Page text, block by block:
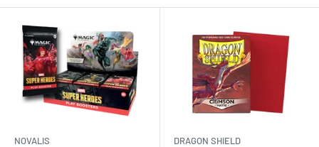
NOVALIS DRAGON SHIELD